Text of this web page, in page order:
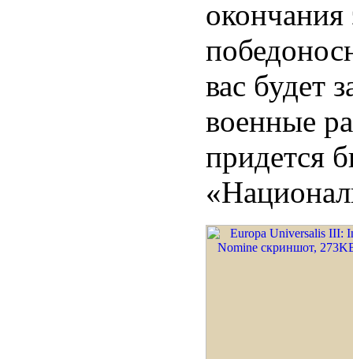
окончания
вас будет
военные
придется